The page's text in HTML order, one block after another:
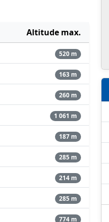
Altitude max.
520 m
163 m
260 m
1 061 m
187 m
285 m
214 m
285 m
774 m